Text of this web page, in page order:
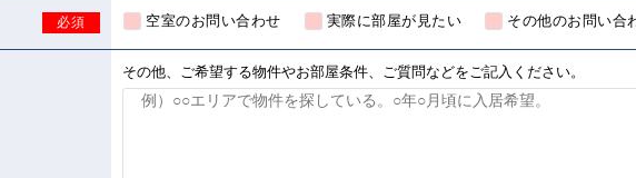
必須 空室のお問い合わせ 実際に部屋が見たい その他のお問い合
その他、ご希望する物件やお部屋条件、ご質問などをご記入ください。